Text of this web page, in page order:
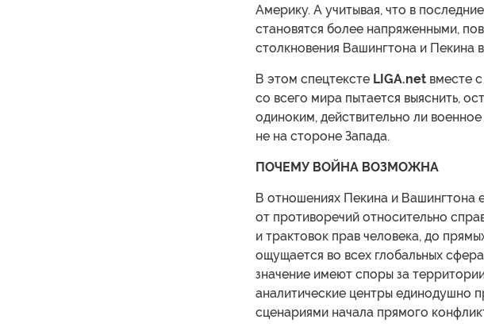
Америку. А учитывая, что в
становятся более напряженными,
столкновения Вашингтона и Пекина
В этом спецтексте LIGA.net вместе
со всего мира пытается выяснить,
одиноким, действительно ли
не на стороне Запада.
ПОЧЕМУ ВОЙНА ВОЗМОЖНА
В отношениях Пекина и Вашингтона
от противоречий относительно
и трактовок прав человека, до
ощущается во всех глобальных
значение имеют споры за
аналитические центры единодушно
сценариями начала прямого